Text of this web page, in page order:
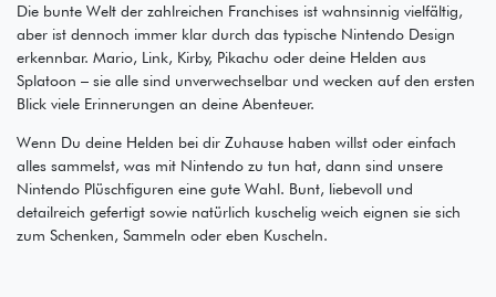
Die bunte Welt der zahlreichen Franchises ist wahnsinnig vielfältig,
aber ist dennoch immer klar durch das typische Nintendo Design
erkennbar. Mario, Link, Kirby, Pikachu oder deine Helden aus
Splatoon – sie alle sind unverwechselbar und wecken auf den ersten
Blick viele Erinnerungen an deine Abenteuer.
Wenn Du deine Helden bei dir Zuhause haben willst oder einfach
alles sammelst, was mit Nintendo zu tun hat, dann sind unsere
Nintendo Plüschfiguren eine gute Wahl. Bunt, liebevoll und
detailreich gefertigt sowie natürlich kuschelig weich eignen sie sich
zum Schenken, Sammeln oder eben Kuscheln.